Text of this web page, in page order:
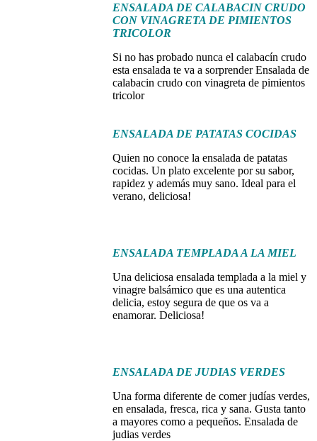
ENSALADA DE CALABACIN CRUDO
CON VINAGRETA DE PIMIENTOS
TRICOLOR
Si no has probado nunca el calabacín crudo
esta ensalada te va a sorprender Ensalada de
calabacin crudo con vinagreta de pimientos
tricolor
ENSALADA DE PATATAS COCIDAS
Quien no conoce la ensalada de patatas
cocidas. Un plato excelente por su sabor,
rapidez y además muy sano. Ideal para el
verano, deliciosa!
ENSALADA TEMPLADA A LA MIEL
Una deliciosa ensalada templada a la miel y
vinagre balsámico que es una autentica
delicia, estoy segura de que os va a
enamorar. Deliciosa!
ENSALADA DE JUDIAS VERDES
Una forma diferente de comer judías verdes,
en ensalada, fresca, rica y sana. Gusta tanto
a mayores como a pequeños. Ensalada de
judias verdes